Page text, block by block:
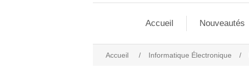
Accueil Nouveautés
Accueil / Informatique Électronique /